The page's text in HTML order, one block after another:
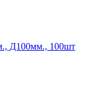
Д100мм., 100шт